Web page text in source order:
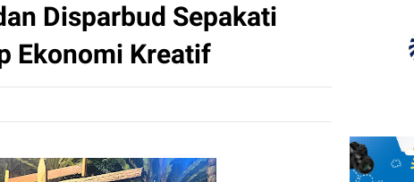
Disparbud Sepakati
Ekonomi Kreatif